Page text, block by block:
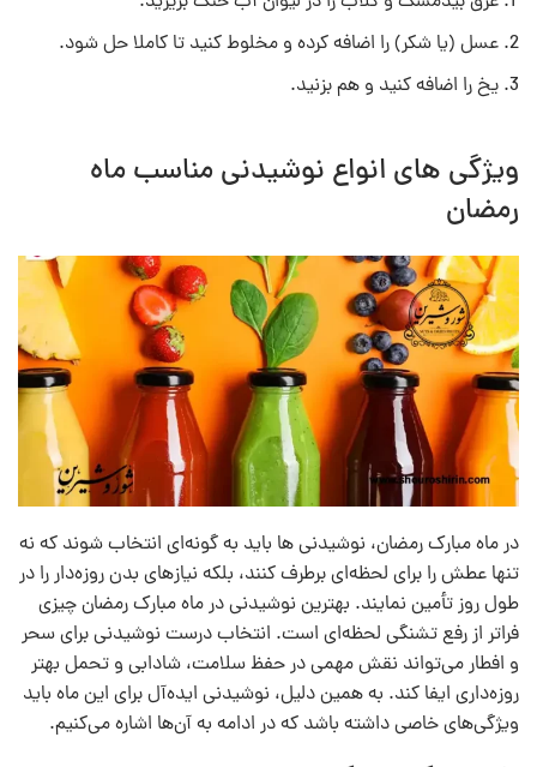
عسل (یا شکر) را اضافه کرده و مخلوط کنید تا کاملا حل شود.
یخ را اضافه کنید و هم بزنید.
ویژگی های انواع نوشیدنی مناسب ماه
رمضان
در ماه مبارک رمضان، نوشیدنی‌ ها باید به گونه‌ای انتخاب شوند که نه
تنها عطش را برای لحظه‌ای برطرف کنند، بلکه نیازهای بدن روزه‌دار را در
طول روز تأمین نمایند. بهترین نوشیدنی در ماه مبارک رمضان چیزی
فراتر از رفع تشنگی لحظه‌ای است. انتخاب درست نوشیدنی برای سحر
و افطار می‌تواند نقش مهمی در حفظ سلامت، شادابی و تحمل بهتر
روزه‌داری ایفا کند. به همین دلیل، نوشیدنی ایده‌آل برای این ماه باید
ویژگی‌های خاصی داشته باشد که در ادامه به آن‌ها اشاره می‌کنیم.